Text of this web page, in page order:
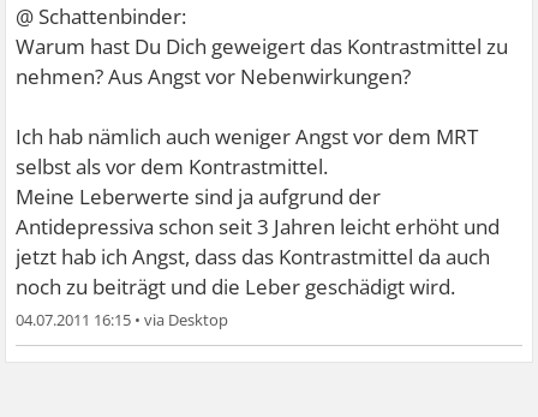
@ Schattenbinder:
Warum hast Du Dich geweigert das Kontrastmittel zu
nehmen? Aus Angst vor Nebenwirkungen?
Ich hab nämlich auch weniger Angst vor dem MRT
selbst als vor dem Kontrastmittel.
Meine Leberwerte sind ja aufgrund der
Antidepressiva schon seit 3 Jahren leicht erhöht und
jetzt hab ich Angst, dass das Kontrastmittel da auch
noch zu beiträgt und die Leber geschädigt wird.
04.07.2011 16:15 •